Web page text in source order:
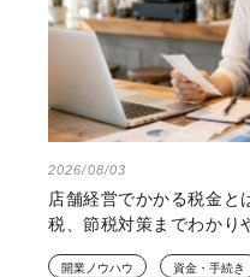
2026/08/03
店舗経営でかかる税金と
税、節税対策までわかり
開業ノウハウ 資金・手続き